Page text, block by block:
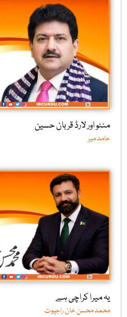
منٹو اور لارڈ قربان حسین
حامد میر
یہ میرا کراچی ہے
محمد محسن خان راجپوت